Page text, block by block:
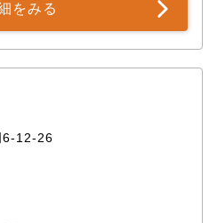
をみる
6-12-26